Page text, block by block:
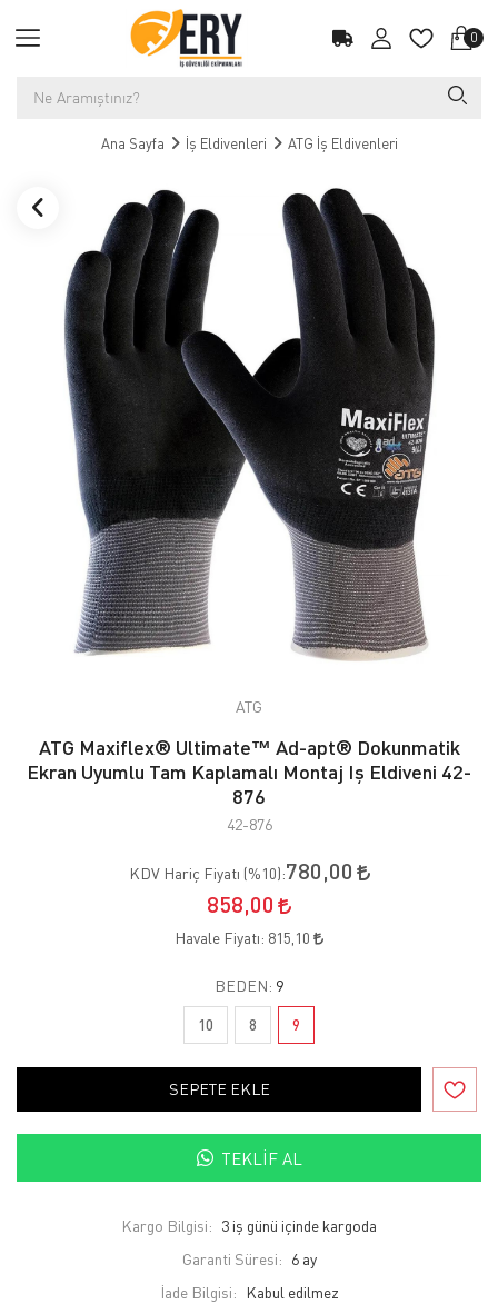
0
Ana Sayfa İş Eldivenleri ATG İş Eldivenleri
ATG
ATG Maxiflex® Ultimate™ Ad-apt® Dokunmatik
Ekran Uyumlu Tam Kaplamalı Montaj Iş Eldiveni 42-
876
42-876
KDV Hariç Fiyatı (%10):780,00
858,00
Havale Fiyatı: 815,10
BEDEN: 9
10 8 9
SEPETE EKLE
TEKLIF AL
Kargo Bilgisi: 3 iş günü içinde kargoda
Garanti Süresi: 6 ay
İade Bilgisi: